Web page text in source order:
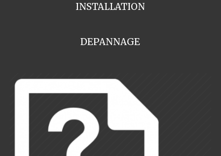
INSTALLATION
DEPANNAGE